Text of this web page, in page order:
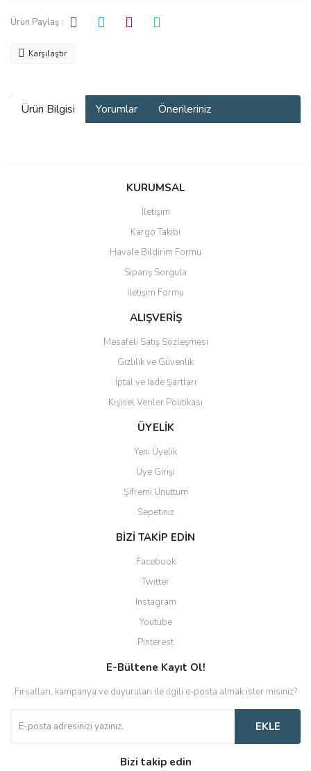
Ürün Paylaş :
Karşılaştır
Ürün Bilgisi Yorumlar Önerileriniz
Bu ürüne ilk yorumu siz yapın!
Yorum Yaz
Ürün resmi kalitesiz, bozuk veya görüntülenemiyor.
Ürün açıklamasında eksik bilgiler bulunuyor.
Ürün bilgilerinde hatalar bulunuyor.
Ürün fiyatı diğer sitelerden daha pahalı.
Bu ürüne benzer farklı alternatifler olmalı.
Gönder
KURUMSAL
İletişim
Kargo Takibi
Havale Bildirim Formu
Sipariş Sorgula
İletişim Formu
ALIŞVERİŞ
Mesafeli Satış Sözleşmesi
Gizlilik ve Güvenlik
İptal ve İade Şartları
Kişisel Veriler Politikası
ÜYELİK
Yeni Üyelik
Üye Girişi
Şifremi Unuttum
Sepetiniz
BİZİ TAKİP EDİN
Facebook
Twitter
Instagram
Youtube
Pinterest
E-Bültene Kayıt Ol!
Fırsatları, kampanya ve duyuruları ile ilgili e-posta almak ister misiniz?
EKLE
Bizi takip edin